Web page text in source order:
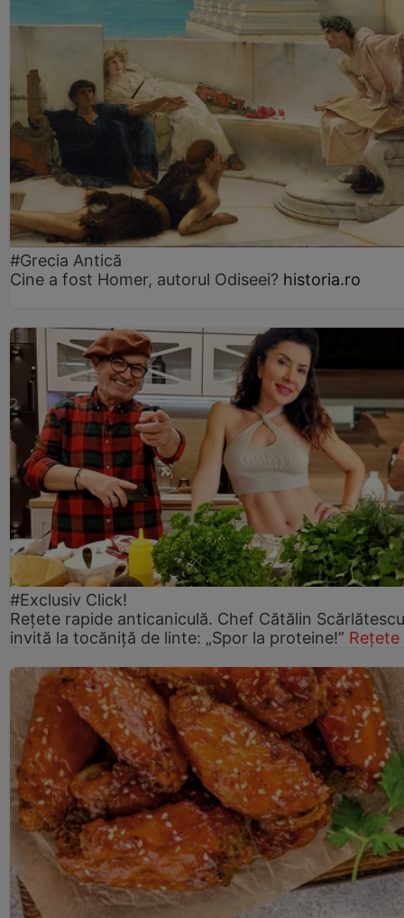
#Grecia Antică
Cine a fost Homer, autorul Odiseei? historia.ro
#Exclusiv Click!
Rețete rapide anticaniculă. Chef Cătălin
invită la tocăniță de linte: „Spor la proteine!” Rețete